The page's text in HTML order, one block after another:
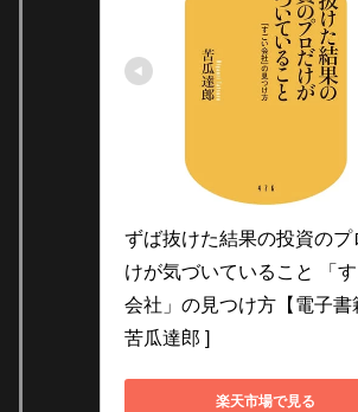
ずば抜けた結果の投資のプ
けが気づいていること 「
会社」の見つけ方【電子書
苦瓜達郎 ]
楽天市場で見る